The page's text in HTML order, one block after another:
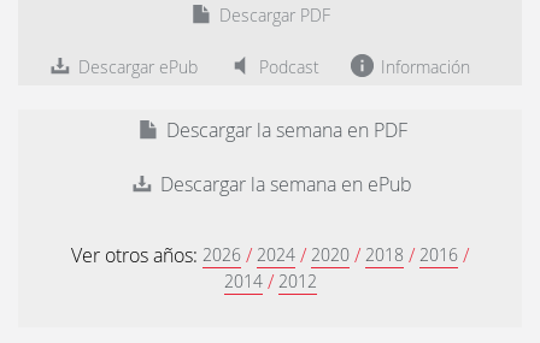
Descargar PDF
Descargar ePub Podcast Información
Descargar la semana en PDF
Descargar la semana en ePub
Ver otros años: 2026 / 2024 / 2020 / 2018 / 2016 /
2014 / 2012